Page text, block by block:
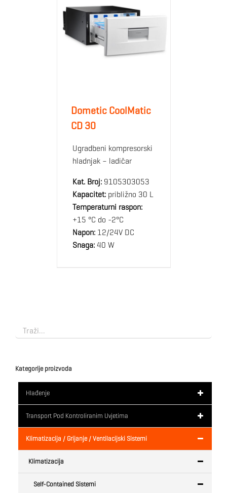
Dometic CoolMatic
CD 30
Ugradbeni kompresorski
hladnjak – ladičar
Kat. Broj:9105303053
Kapacitet:približno 30 L
Temperaturni raspon:
+15 °C do -2°C
Napon:12/24V DC
Snaga:40 W
Kategorije proizvoda
Hlađenje
Transport Pod Kontroliranim Uvjetima
Klimatizacija / Grijanje / Ventilacijski Sistemi
Klimatizacija
Self-Contained Sistemi